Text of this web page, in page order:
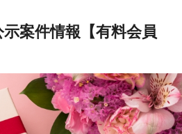
案件情報【有料会員